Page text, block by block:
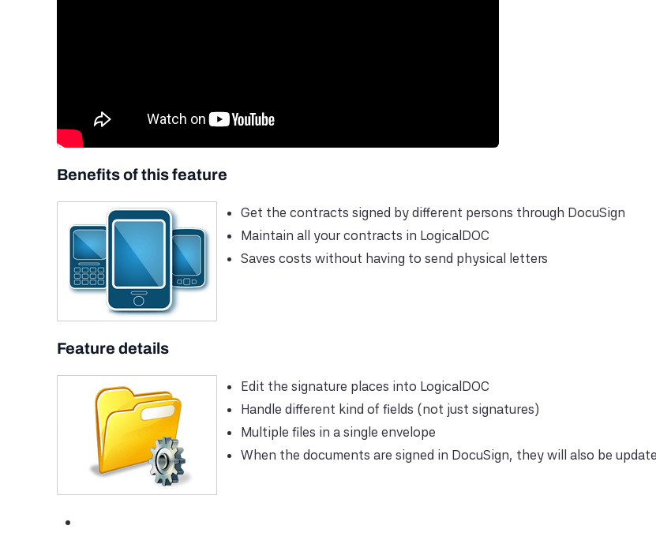
Benefits of this feature
Get the contracts signed by different persons through DocuSign
Maintain all your contracts in LogicalDOC
Saves costs without having to send physical letters
Feature details
Edit the signature places into LogicalDOC
Handle different kind of fields (not just signatures)
Multiple files in a single envelope
When the documents are signed in DocuSign, they will also be